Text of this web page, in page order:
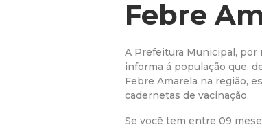
Febre
A Prefeitura Municipal, por
informa á população que,
Febre Amarela na região,
cadernetas de vacinação.
Se você tem entre 09